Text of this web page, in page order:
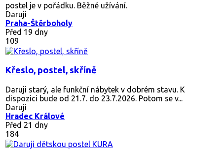
postel je v pořádku. Běžné užívání.
Daruji
Praha-Štěrboholy
Před 19 dny
109
Křeslo, postel, skříně
Daruji starý, ale funkční nábytek v dobrém stavu. K
dispozici bude od 21.7. do 23.7.2026. Potom se v...
Daruji
Hradec Králové
Před 21 dny
184